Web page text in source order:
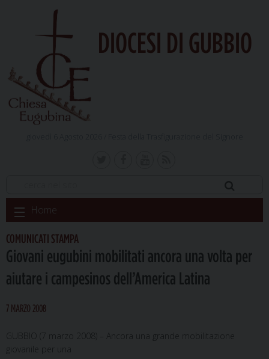
DIOCESI DI GUBBIO
Skip
to
content
Home
COMUNICATI STAMPA
Giovani eugubini mobilitati ancora una volta per
aiutare i campesinos dell’America Latina
7 MARZO 2008
GUBBIO (7 marzo 2008) – Ancora una grande mobilitazione
giovanile per una